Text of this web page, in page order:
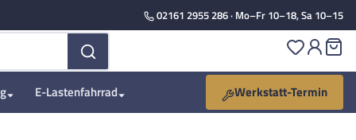
02161 2955 286· Mo–Fr 10–18, Sa 10–15
Du hast
E-Lastenfahrrad Werkstatt-Termin